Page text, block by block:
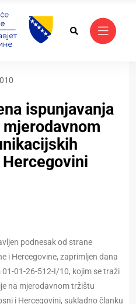
ispunjavanja
podnesak od strane
i Hercegovine, zaprimljen dana
01-26-512-I/10, kojim se traži
na mjerodavnom tržištu
i Hercegovini, sukladno članku